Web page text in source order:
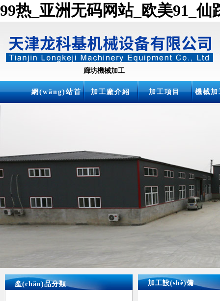
99热_亚洲无码网站_欧美91_仙
廊坊機械加工
網(wǎng)站首 加工廠介紹 加工項目 機械
產(chǎn)品分類 加工設(shè)備